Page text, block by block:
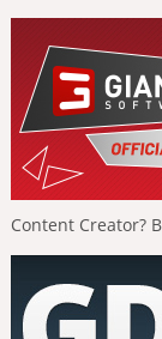
Content Creator?